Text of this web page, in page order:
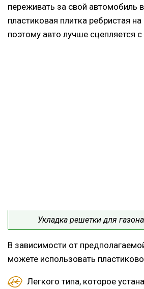
переживать за свой автомобиль
пластиковая плитка ребристая
поэтому авто лучше сцепляется
Укладка решетки для
В зависимости от
можете использовать
Легкого типа, которое